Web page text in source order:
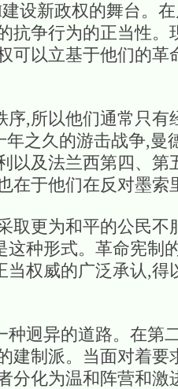
设新政权的舞台。
抗争行为的正当性
可以立基于他们的
序,所以他们通常只
年之久的游击战争,
以及法兰西第四、
在于他们在反对墨
取更为和平的公民
这种形式。革命宪制
当权威的广泛承认,
种迥异的道路。在第
建制派。当面对着
分化为温和阵营和